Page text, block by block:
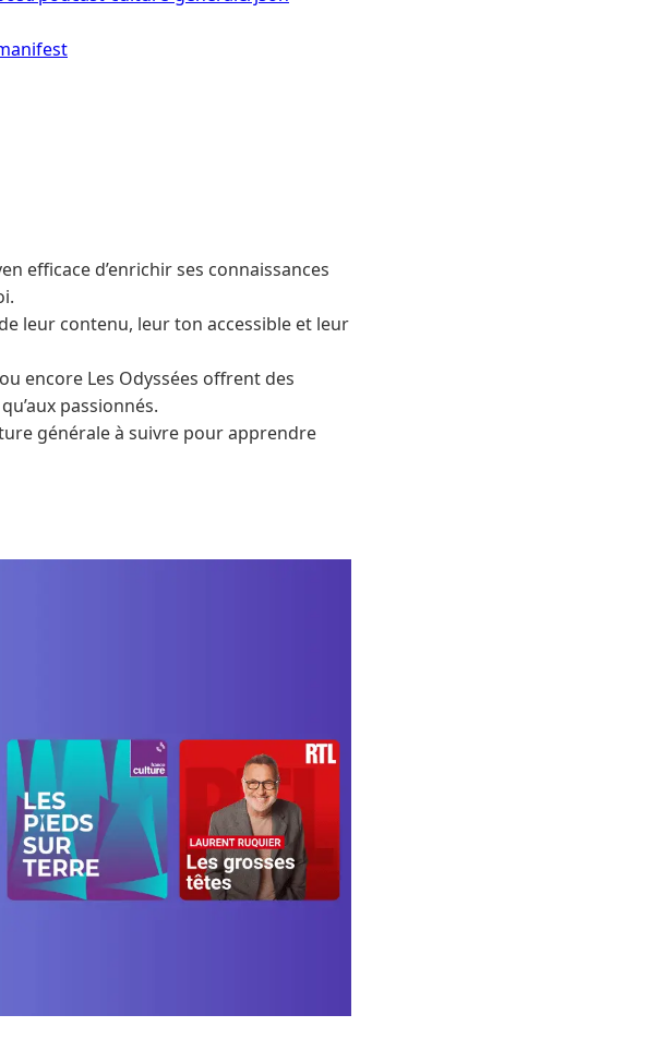
efficace d’enrichir ses connaissances
leur contenu, leur ton accessible et leur
encore Les Odyssées offrent des
passionnés.
générale à suivre pour apprendre